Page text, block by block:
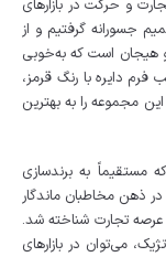
و حرکت در بازارهای
جسورانه گرفتیم و از
و هیجان است که به‌خوبی
فرم دایره با رنگ قرمز،
مجموعه را به بهترین
مستقیماً به برندسازی
ذهن مخاطبان ماندگار
عرصه تجارت شناخته شد.
می‌توان در بازارهای